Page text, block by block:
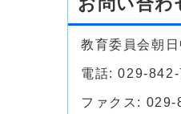
教育委員会朝日
電話: 029-
ファクス: